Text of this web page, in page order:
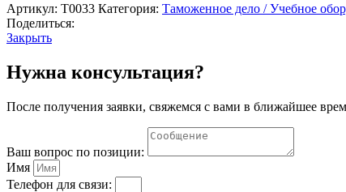
Артикул: Т0033 Категория: Таможенное дело / Учебное
Поделиться:
Закрыть
Нужна консультация?
После получения заявки, свяжемся с вами в ближайшее
Ваш вопрос по позиции:
Имя
Телефон для связи: